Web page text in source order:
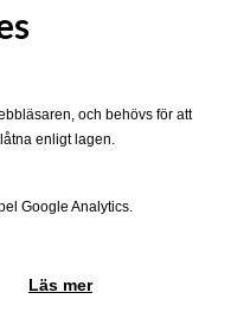
Järnvägsförening
och behövs för att
enligt lagen.
Google Analytics.
Läs mer